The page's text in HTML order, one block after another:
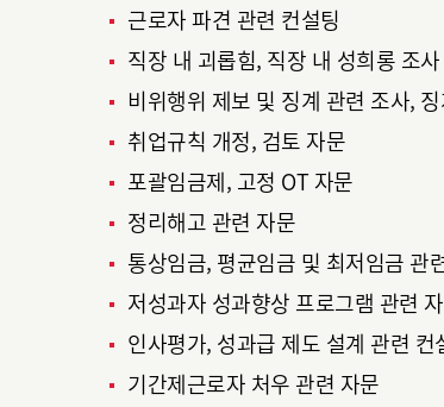
근로자 파견 관련 컨설팅
직장 내 괴롭힘, 직장 내 성희롱 조사
비위행위 제보 및 징계 관련 조사,
취업규칙 개정, 검토 자문
포괄임금제, 고정 OT 자문
정리해고 관련 자문
통상임금, 평균임금 및 최저임금 관
저성과자 성과향상 프로그램 관련
인사평가, 성과급 제도 설계 관련 컨
기간제근로자 처우 관련 자문